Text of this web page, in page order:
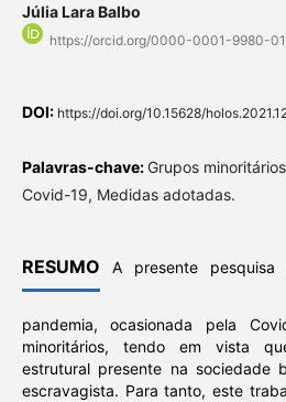
Júlia Lara Balbo
https://orcid.org/0000-0001-9980-
DOI: https://doi.org/10.15628/
Palavras-chave: Grupos
Covid-19, Medidas adotadas.
RESUMO A presente
pandemia, ocasionada pela
minoritários, tendo em vista
estrutural presente na sociedade
escravagista. Para tanto, este